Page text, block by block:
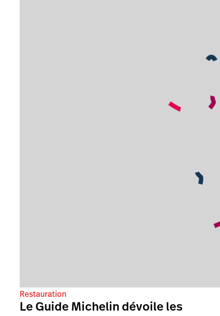
Restauration
Le Guide Michelin dévoile les